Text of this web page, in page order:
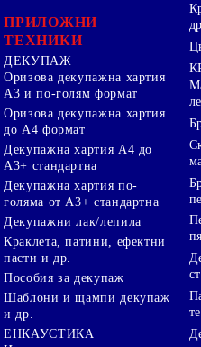
ПРИЛОЖНИ
ТЕХНИКИ
ДЕКУПАЖ
Оризова декупажна хартия
А3 и по-голям формат
Оризова декупажна хартия
до А4 формат
Декупажна хартия А4 до
А3+ стандартна
Декупажна хартия по-
голяма от А3+ стандартна
Декупажни лак/лепила
Краклета, патини, ефектни
пасти и др.
Пособия за декупаж
Шаблони и щампи декупаж
и др.
ЕНКАУСТИКА
др.